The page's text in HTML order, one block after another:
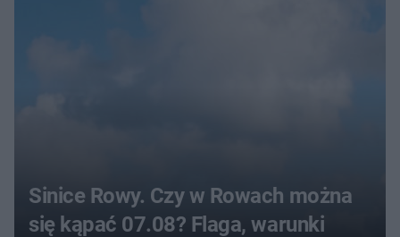
Sinice Rowy. Czy w Rowach można
się kąpać 07.08? Flaga, warunki